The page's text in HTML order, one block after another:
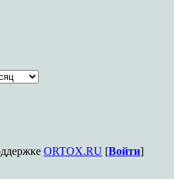
прихода храма в
Матери,
г.
ORTOX.RU [Войти]